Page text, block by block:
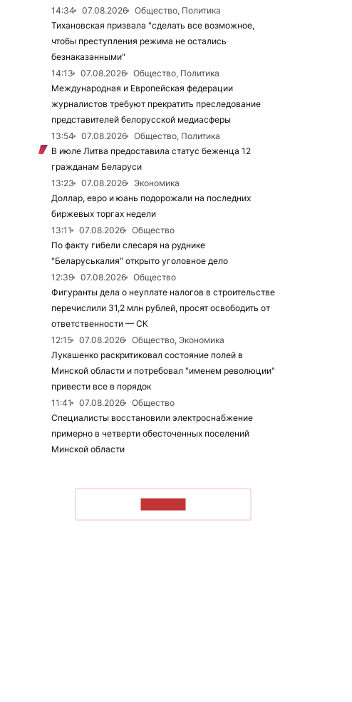
14:34
07.08.2026
Общество, Политика
Тихановская призвала "сделать все возможное,
чтобы преступления режима не остались
безнаказанными"
14:13
07.08.2026
Общество, Политика
Международная и Европейская федерации
журналистов требуют прекратить преследование
представителей белорусской медиасферы
13:54
07.08.2026
Общество, Политика
В июле Литва предоставила статус беженца 12
гражданам Беларуси
13:23
07.08.2026
Экономика
Доллар, евро и юань подорожали на последних
биржевых торгах недели
13:11
07.08.2026
Общество
По факту гибели слесаря на руднике
"Беларуськалия" открыто уголовное дело
12:39
07.08.2026
Общество
Фигуранты дела о неуплате налогов в строительстве
перечислили 31,2 млн рублей, просят освободить от
ответственности — СК
12:15
07.08.2026
Общество, Экономика
Лукашенко раскритиковал состояние полей в
Минской области и потребовал "именем революции"
привести все в порядок
11:41
07.08.2026
Общество
Специалисты восстановили электроснабжение
примерно в четверти обесточенных поселений
Минской области